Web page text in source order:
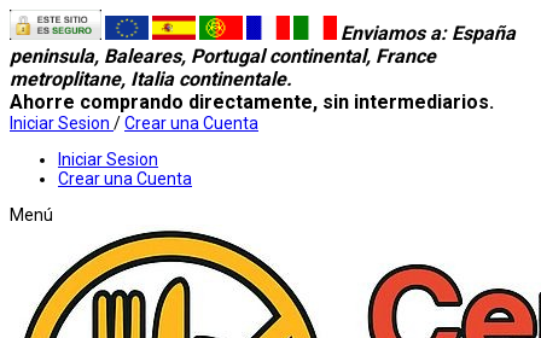
Enviamos a: España
peninsula, Baleares, Portugal continental, France
metroplitane, Italia continentale.
Ahorre comprando directamente, sin intermediarios.
Iniciar Sesion /Crear una Cuenta
Iniciar Sesion
Crear una Cuenta
Menú